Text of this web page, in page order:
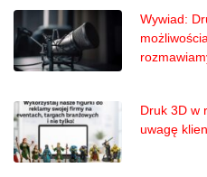
Wywiad:
Druk 3D w
uwagę